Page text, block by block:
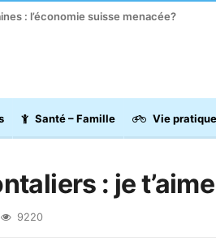
: l’économie suisse menacée?
Santé – Famille Vie pratique
: je
9220